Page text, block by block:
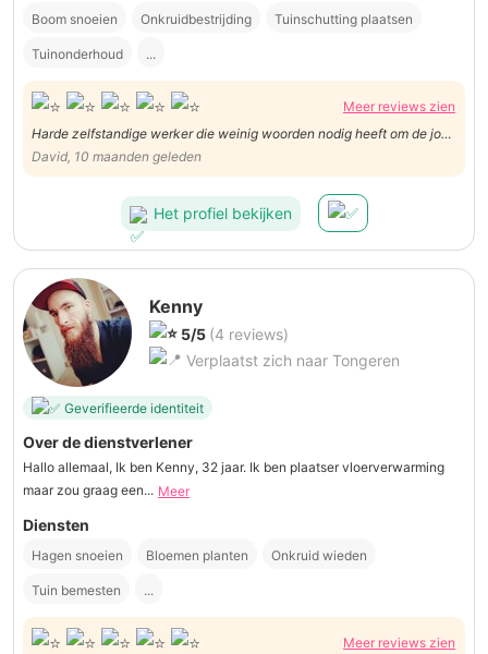
Boom snoeien Onkruidbestrijding Tuinschutting plaatsen
Tuinonderhoud ...
Meer reviews zien
Harde zelfstandige werker die weinig woorden nodig heeft om de job
te klaren.
David, 10 maanden geleden
Het profiel bekijken
Kenny
5/5 (4 reviews)
Verplaatst zich naar Tongeren
Geverifieerde identiteit
Over de dienstverlener
Hallo allemaal, Ik ben Kenny, 32 jaar. Ik ben plaatser vloerverwarming
maar zou graag een... Meer
Diensten
Hagen snoeien Bloemen planten Onkruid wieden
Tuin bemesten ...
Meer reviews zien